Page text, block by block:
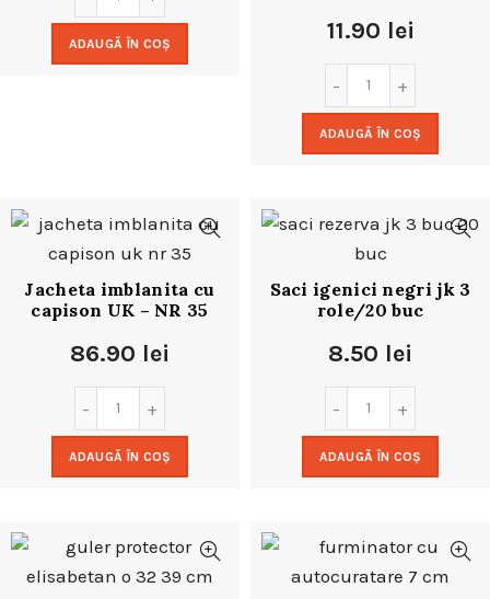
ADAUGĂ ÎN COȘ 11.90 lei
ADAUGĂ ÎN COȘ
Jacheta imblanita cu
capison UK – NR 35
86.90 lei
ADAUGĂ ÎN COȘ
Saci igenici negri jk 3
role/20 buc
8.50 lei
ADAUGĂ ÎN COȘ